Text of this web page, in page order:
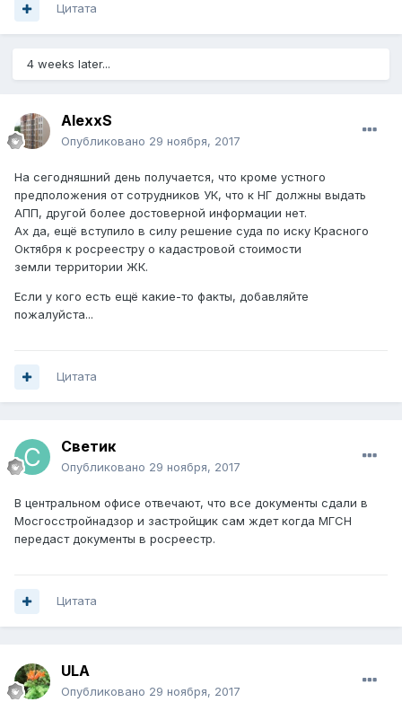
Цитата
4 weeks later...
AlexxS
Опубликовано 29 ноября, 2017
На сегодняшний день получается, что кроме устного
предположения от сотрудников УК, что к НГ должны выдать
АПП, другой более достоверной информации нет.
Ах да, ещё вступило в силу решение суда по иску Красного
Октября к росреестру о кадастровой стоимости
земли территории ЖК.
Если у кого есть ещё какие-то факты, добавляйте
пожалуйста...
Цитата
Светик
Опубликовано 29 ноября, 2017
В центральном офисе отвечают, что все документы сдали в
Мосгосстройнадзор и застройщик сам ждет когда МГСН
передаст документы в росреестр.
Цитата
ULA
Опубликовано 29 ноября, 2017